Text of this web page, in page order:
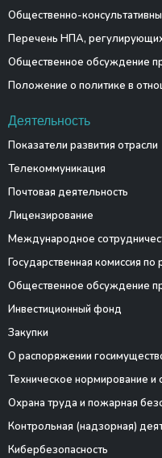
Общественно-
Перечень НПА,
Общественное обсуждение
Положение о политике в
Деятельность
Показатели развития отрасли
Телекоммуникация
Почтовая деятельность
Лицензирование
Международное
Государственная комиссия по
Общественное обсуждение
Инвестиционный фонд
Закупки
О распоряжении
Техническое нормирование и
Охрана труда и пожарная
Контрольная (надзорная)
Кибербезопасность